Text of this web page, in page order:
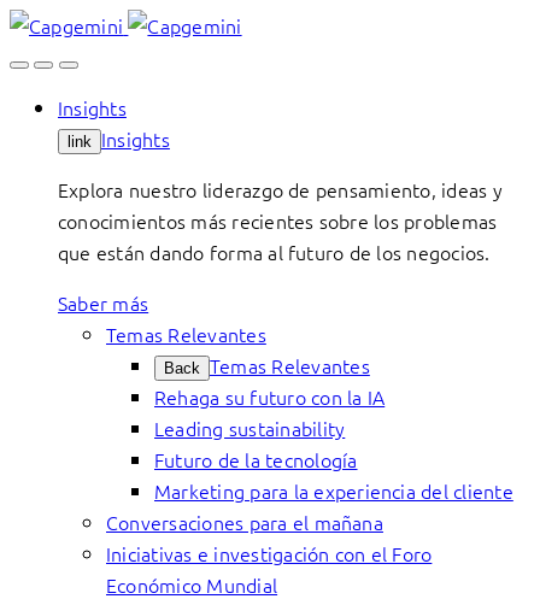
Skip
to
Insights
link Insights
Explora nuestro liderazgo de pensamiento, ideas y
conocimientos más recientes sobre los problemas
que están dando forma al futuro de los negocios.
Saber más
Temas Relevantes
Back Temas Relevantes
Rehaga su futuro con la IA
Leading sustainability
Futuro de la tecnología
Marketing para la experiencia del cliente
Conversaciones para el mañana
Iniciativas e investigación con el Foro
Económico Mundial